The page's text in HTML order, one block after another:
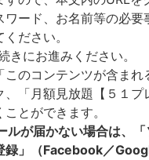
ワード、お名前等の必要
ださい。
にお進みください。
このコンテンツが含まれ
、「月額見放題【５１プ
とができます。
が届かない場合は、「
録」（Facebook／